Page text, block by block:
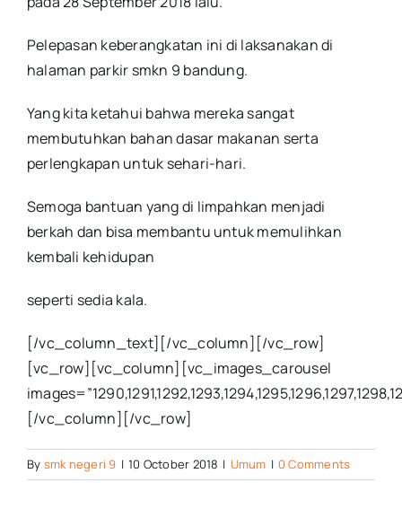
Pelepasan keberangkatan ini di laksanakan di
halaman parkir smkn 9 bandung.
Yang kita ketahui bahwa mereka sangat
membutuhkan bahan dasar makanan serta
perlengkapan untuk sehari-hari.
Semoga bantuan yang di limpahkan menjadi
berkah dan bisa membantu untuk memulihkan
kembali kehidupan
seperti sedia kala.
[/vc_column_text][/vc_column][/vc_row]
[vc_row][vc_column][vc_images_carousel
[/vc_column][/vc_row]
By smk negeri 9 | 10 October 2018 | Umum | 0 Comments